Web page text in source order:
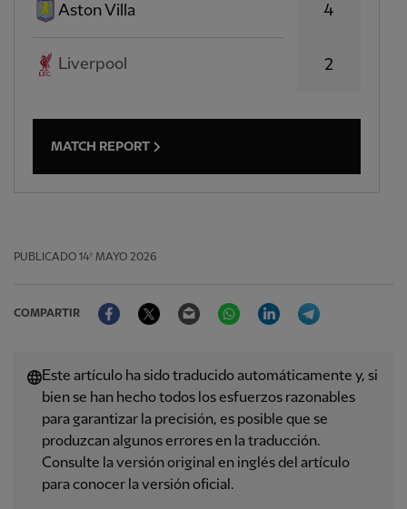
Aston Villa
Liverpool
4
2
MATCH REPORT
PUBLICADO 14º MAYO 2026
COMPARTIR
FacebookTwitter Email WhatsAppLinkedIn
Este artículo ha sido traducido automáticamente y, si
bien se han hecho todos los esfuerzos razonables
para garantizar la precisión, es posible que se
produzcan algunos errores en la traducción.
Consulte la versión original en inglés del artículo
para conocer la versión oficial.